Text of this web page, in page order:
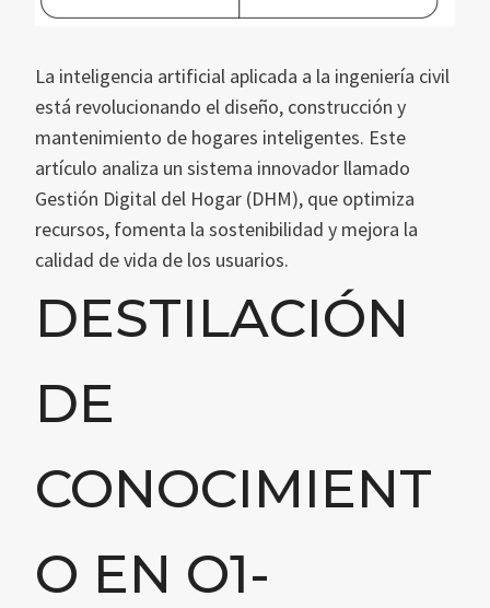
La inteligencia artificial aplicada a la ingeniería civil
está revolucionando el diseño, construcción y
mantenimiento de hogares inteligentes. Este
artículo analiza un sistema innovador llamado
Gestión Digital del Hogar (DHM), que optimiza
recursos, fomenta la sostenibilidad y mejora la
calidad de vida de los usuarios.
DESTILACIÓN
DE
CONOCIMIENT
O EN O1-